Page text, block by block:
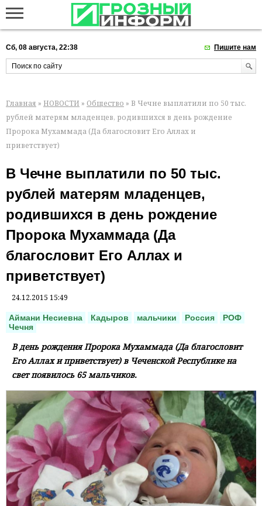
Сб, 08 августа, 22:38 Пишите нам
Главная » НОВОСТИ » Общество » В Чечне выплатили по 50 тыс.
рублей матерям младенцев, родившихся в день рождение
Пророка Мухаммада (Да благословит Его Аллах и
приветствует)
В Чечне выплатили по 50 тыс.
рублей матерям младенцев,
родившихся в день рождение
Пророка Мухаммада (Да
благословит Его Аллах и
приветствует)
24.12.2015 15:49
Аймани Несиевна Кадыров мальчики Россия
РОФ
Чечня
В день рождения Пророка Мухаммада (Да благословит
Его Аллах и приветствует) в Чеченской Республике на
свет появилось 65 мальчиков.